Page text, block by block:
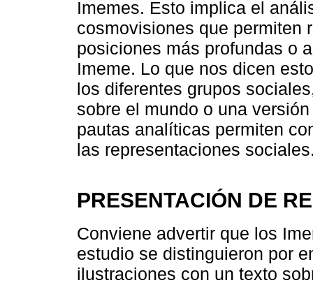
Imemes. Esto implica el
cosmovisiones que permiten
posiciones más profundas o
Imeme. Lo que nos dicen
los diferentes grupos
sobre el mundo o una
pautas analíticas permiten
las representaciones
PRESENTACIÓN DE
Conviene advertir que los
estudio se distinguieron por
ilustraciones con un texto